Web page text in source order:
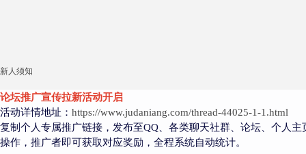
新人须知
论坛推广宣传拉新活动开启
活动详情地址： https://www.judaniang.com/thread-44025-1-1.html
复制个人专属推广链接，发布至QQ、各类聊天社群、论坛、个人
操作，推广者即可获取对应奖励，全程系统自动统计。